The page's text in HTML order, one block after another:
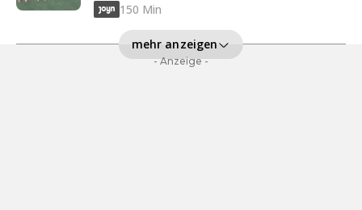
150 Min
mehr anzeigen
- Anzeige -